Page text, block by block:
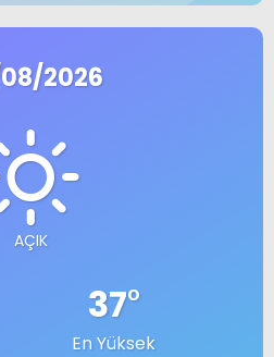
2026
AÇIK
37°
En Yüksek